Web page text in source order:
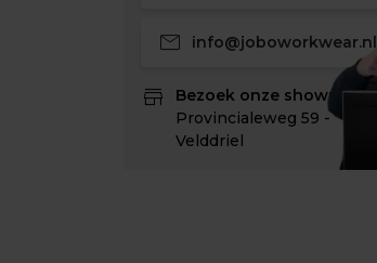
mail info@joboworkwear.nl
store
Bezoek onze showroom:
Provincialeweg 59 -
Velddriel